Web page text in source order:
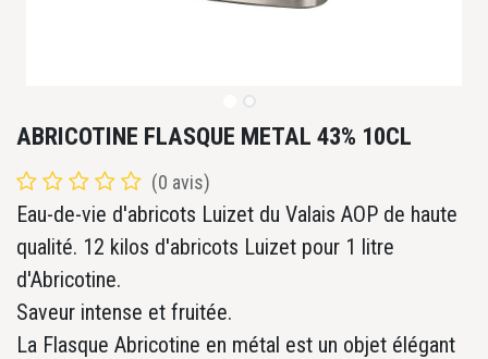
ABRICOTINE FLASQUE METAL 43% 10CL
(0 avis)
Eau-de-vie d'abricots Luizet du Valais AOP de haute
qualité. 12 kilos d'abricots Luizet pour 1 litre
d'Abricotine.
Saveur intense et fruitée.
La Flasque Abricotine en métal est un objet élégant